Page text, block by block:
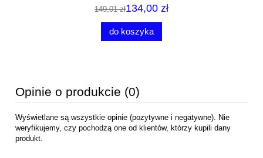
149,01 zł134,00 zł
do koszyka
Opinie o produkcie (0)
Wyświetlane są wszystkie opinie (pozytywne i negatywne). Nie
weryfikujemy, czy pochodzą one od klientów, którzy kupili dany
produkt.